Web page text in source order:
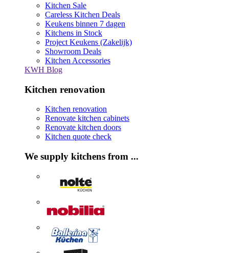
Kitchen Sale
Careless Kitchen Deals
Keukens binnen 7 dagen
Kitchens in Stock
Project Keukens (Zakelijk)
Showroom Deals
Kitchen Accessories
KWH Blog
Kitchen renovation
Kitchen renovation
Renovate kitchen cabinets
Renovate kitchen doors
Kitchen quote check
We supply kitchens from ...